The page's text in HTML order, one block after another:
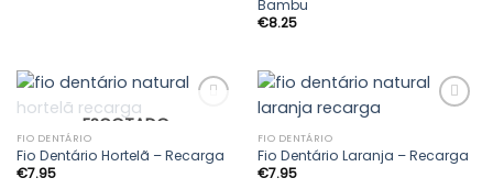
Bambu
€8.25
Adicionar
ESGOTADO
FIO DENTÁRIO
Fio Dentário Hortelã – Recarga
€7.95
Adicionar
FIO DENTÁRIO
Fio Dentário Laranja – Recarga
€7.95